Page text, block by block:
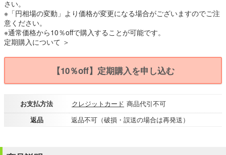
さい。
※「円相場の変動」より価格が変更になる場合がございますのでご注
意ください。
※通常価格から10％offで購入することが可能です。
定期購入について ＞
【10％off】定期購入を申し込む
お支払方法 クレジットカード 商品代引不可
返品
返品不可（破損・誤送の場合は再発送）